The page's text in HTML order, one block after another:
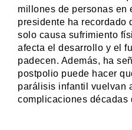
millones de personas en
presidente ha recordado
solo causa sufrimiento
afecta el desarrollo y el
padecen. Además, ha
postpolio puede hacer
parálisis infantil vuelvan
complicaciones décadas